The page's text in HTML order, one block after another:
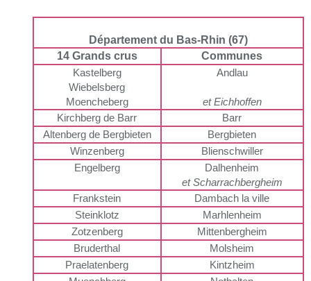
Département du Bas-Rhin (67)
14 Grands crus
Communes
Kastelberg
Wiebelsberg
Moencheberg
Andlau
et Eichhoffen
Kirchberg de Barr
Barr
Altenberg de Bergbieten
Bergbieten
Winzenberg
Blienschwiller
Engelberg
Dalhenheim
et Scharrachbergheim
Frankstein
Dambach la ville
Steinklotz
Marhlenheim
Zotzenberg
Mittenbergheim
Bruderthal
Molsheim
Praelatenberg
Kintzheim